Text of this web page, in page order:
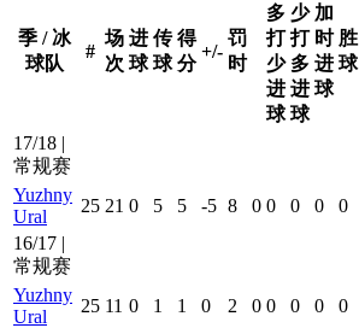
季 / 冰
球队
#
场
次
进
球
传
球
得
分
+/-
罚
时
多
打
少
进
球
少
打
多
进
球
加
时
进
球
胜
球
17/18 |
常规赛
Yuzhny
Ural
25 21 0 5 5 -5 8 0 0 0 0 0
16/17 |
常规赛
Yuzhny
Ural
25 11 0 1 1 0 2 0 0 0 0 0